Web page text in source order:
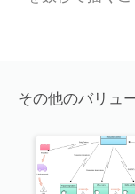
その他のバリュ